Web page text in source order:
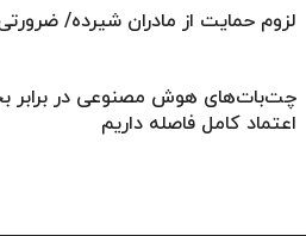
لزوم حمایت از مادران شیرده/ ضرورتی
چت‌بات‌های هوش مصنوعی در برابر
اعتماد کامل فاصله داریم